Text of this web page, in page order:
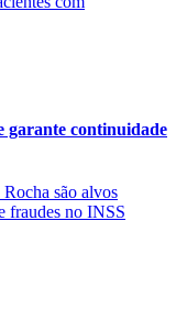
garante continuidade